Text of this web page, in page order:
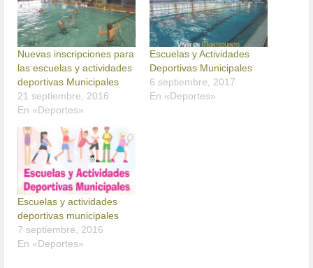
Nuevas inscripciones para
las escuelas y actividades
deportivas Municipales
21 septiembre, 2016
En «Deportes»
Escuelas y Actividades
Deportivas Municipales
6 septiembre, 2017
En «Deportes»
Escuelas y actividades
deportivas municipales
7 septiembre, 2016
En «Deportes»